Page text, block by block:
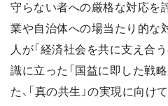
守らない者への厳格な対応を
業や自治体への場当たり的な
人が「経済社会を共に支え合
識に立った「国益に即した戦
た、「真の共生」の実現に向け